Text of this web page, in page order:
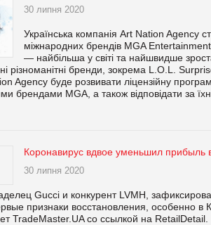
30 липня 2020
Українська компанія Art Nation Agency
міжнародних брендів MGA
— найбільша у світі та найшвидше
різноманітні бренди, зокрема L.O.L.
Agency буде розвивати ліцензійну
брендами MGA, а також відповідати за
Коронавирус вдвое уменьшил прибыль
30 липня 2020
Gucci и конкурент LVMH,
признаки восстановления, особенно в
TradeMaster.UA со ссылкой на RetailDetail.